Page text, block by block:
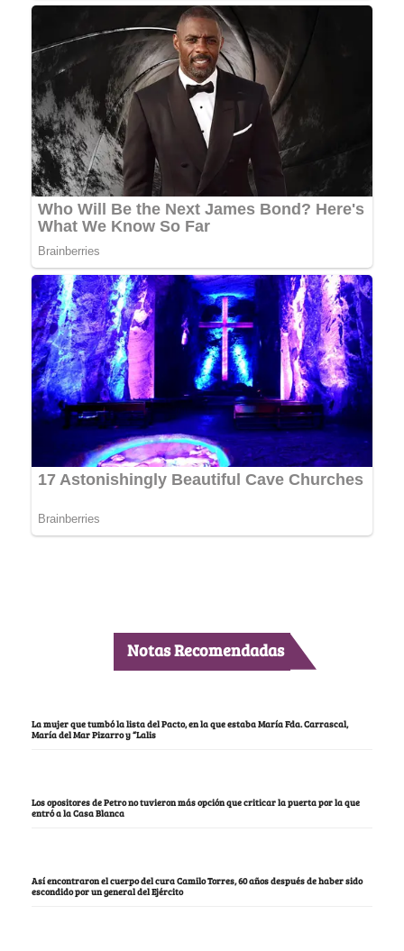
Notas Recomendadas
La mujer que tumbó la lista del Pacto, en la que estaba María Fda. Carrascal,
María del Mar Pizarro y “Lalis
Los opositores de Petro no tuvieron más opción que criticar la puerta por la que
entró a la Casa Blanca
Así encontraron el cuerpo del cura Camilo Torres, 60 años después de haber sido
escondido por un general del Ejército